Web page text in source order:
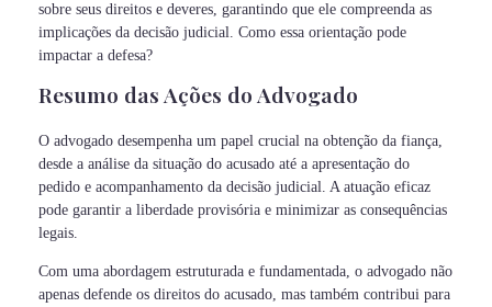
sobre seus direitos e deveres, garantindo que ele compreenda as
implicações da decisão judicial. Como essa orientação pode
impactar a defesa?
Resumo das Ações do Advogado
O advogado desempenha um papel crucial na obtenção da fiança,
desde a análise da situação do acusado até a apresentação do
pedido e acompanhamento da decisão judicial. A atuação eficaz
pode garantir a liberdade provisória e minimizar as consequências
legais.
Com uma abordagem estruturada e fundamentada, o advogado não
apenas defende os direitos do acusado, mas também contribui para